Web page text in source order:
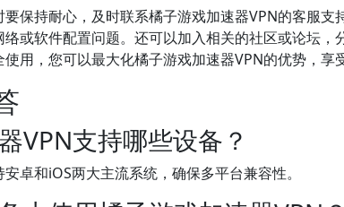
保持耐心，及时联系橘子游戏加速器VPN的客服
或软件配置问题。还可以加入相关的社区或论坛
用，您可以最大化橘子游戏加速器VPN的优势，享
VPN支持哪些设备？
卓和iOS两大主流系统，确保多平台兼容性。